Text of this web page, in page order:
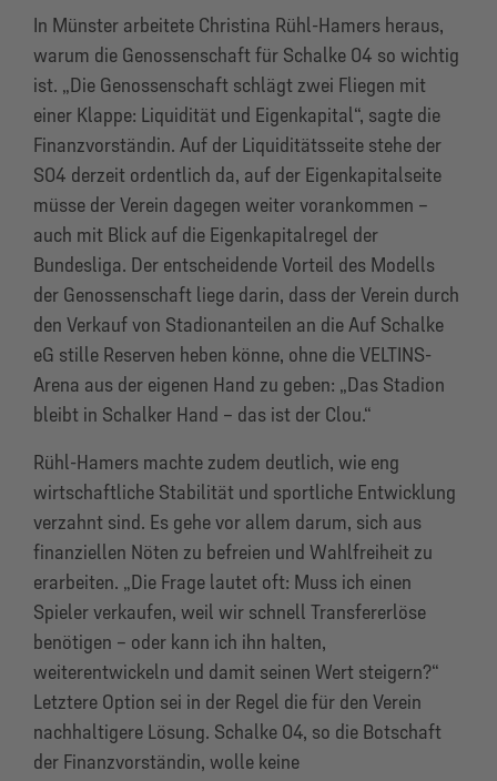
In Münster arbeitete Christina Rühl-Hamers heraus,
warum die Genossenschaft für Schalke 04 so wichtig
ist. „Die Genossenschaft schlägt zwei Fliegen mit
einer Klappe: Liquidität und Eigenkapital“, sagte die
Finanzvorständin. Auf der Liquiditätsseite stehe der
S04 derzeit ordentlich da, auf der Eigenkapitalseite
müsse der Verein dagegen weiter vorankommen –
auch mit Blick auf die Eigenkapitalregel der
Bundesliga. Der entscheidende Vorteil des Modells
der Genossenschaft liege darin, dass der Verein durch
den Verkauf von Stadionanteilen an die Auf Schalke
eG stille Reserven heben könne, ohne die VELTINS-
Arena aus der eigenen Hand zu geben: „Das Stadion
bleibt in Schalker Hand – das ist der Clou.“
Rühl-Hamers machte zudem deutlich, wie eng
wirtschaftliche Stabilität und sportliche Entwicklung
verzahnt sind. Es gehe vor allem darum, sich aus
finanziellen Nöten zu befreien und Wahlfreiheit zu
erarbeiten. „Die Frage lautet oft: Muss ich einen
Spieler verkaufen, weil wir schnell Transfererlöse
benötigen – oder kann ich ihn halten,
weiterentwickeln und damit seinen Wert steigern?“
Letztere Option sei in der Regel die für den Verein
nachhaltigere Lösung. Schalke 04, so die Botschaft
der Finanzvorständin, wolle keine